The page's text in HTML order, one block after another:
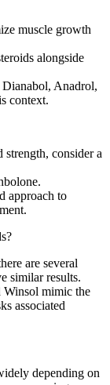
muscle growth
alongside
Anadrol,
context.
consider a
approach to
are several
similar results.
Winsol mimic the
associated
depending on